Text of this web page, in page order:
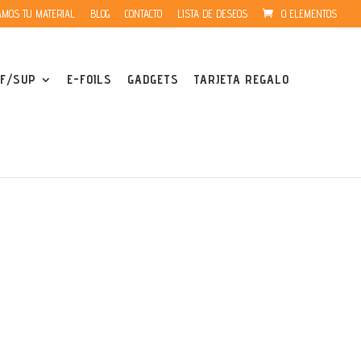
TU MATERIAL BLOG CONTACTO LISTA DE DESEOS 0 ELEMENTOS
SUP E-FOILS GADGETS TARJETA REGALO